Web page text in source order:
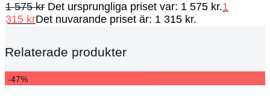
1 575kr Det ursprungliga priset var: 1 575 kr.1
315 krDet nuvarande priset är: 1 315 kr.
Relaterade produkter
-47%